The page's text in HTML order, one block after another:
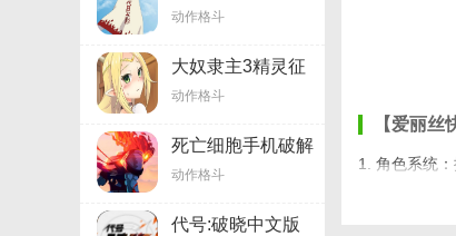
最终版v2.9
动作格斗
大奴隶主3精灵征
服者v1.9
动作格斗
死亡细胞手机破解
版v1.15.3
动作格斗
代号:破晓中文版
【爱丽丝
1. 角色系统